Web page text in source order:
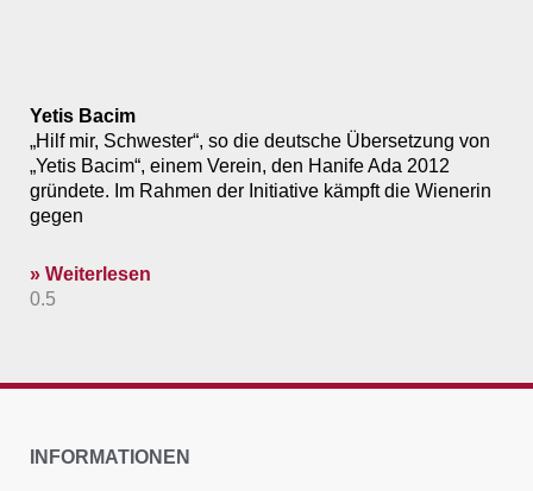
Yetis Bacim
„Hilf mir, Schwester“, so die deutsche Übersetzung von
„Yetis Bacim“, einem Verein, den Hanife Ada 2012
gründete. Im Rahmen der Initiative kämpft die Wienerin
gegen
» Weiterlesen
INFORMATIONEN